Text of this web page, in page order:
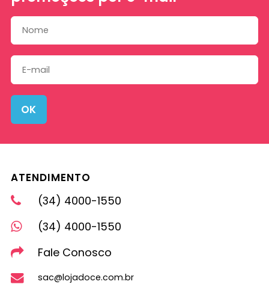
OK
ATENDIMENTO
(34) 4000-1550
(34) 4000-1550
Fale Conosco
sac@lojadoce.com.br